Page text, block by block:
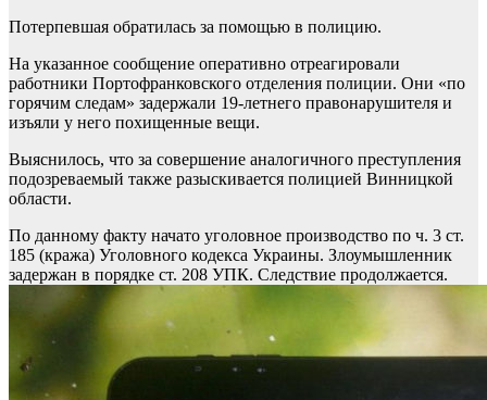
Потерпевшая обратилась за помощью в полицию.
На указанное сообщение оперативно отреагировали
работники Портофранковского отделения полиции. Они «по
горячим следам» задержали 19-летнего правонарушителя и
изъяли у него похищенные вещи.
Выяснилось, что за совершение аналогичного преступления
подозреваемый также разыскивается полицией Винницкой
области.
По данному факту начато уголовное производство по ч. 3 ст.
185 (кража) Уголовного кодекса Украины. Злоумышленник
задержан в порядке ст. 208 УПК. Следствие продолжается.